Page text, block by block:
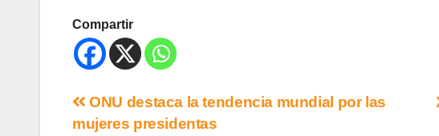
Compartir
ONU destaca la tendencia mundial por las
mujeres presidentas